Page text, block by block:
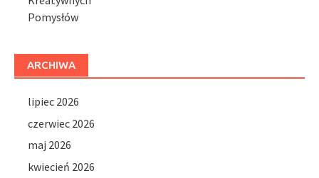
ARCHIWA
lipiec 2026
czerwiec 2026
maj 2026
kwiecień 2026